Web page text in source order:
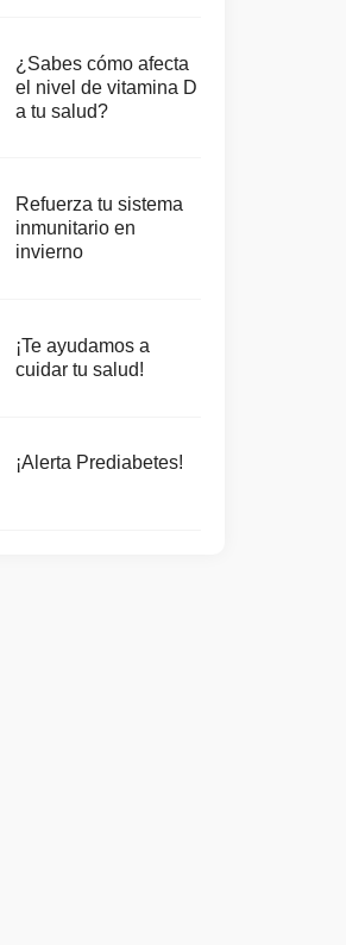
¿Sabes cómo afecta
el nivel de vitamina D
a tu salud?
Refuerza tu sistema
inmunitario en
invierno
¡Te ayudamos a
cuidar tu salud!
¡Alerta Prediabetes!